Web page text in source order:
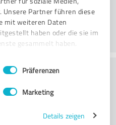
Unsere Partner führen diese
mit weiteren Daten
haben oder die sie im
gesammelt haben.
Präferenzen
Marketing
Details zeigen